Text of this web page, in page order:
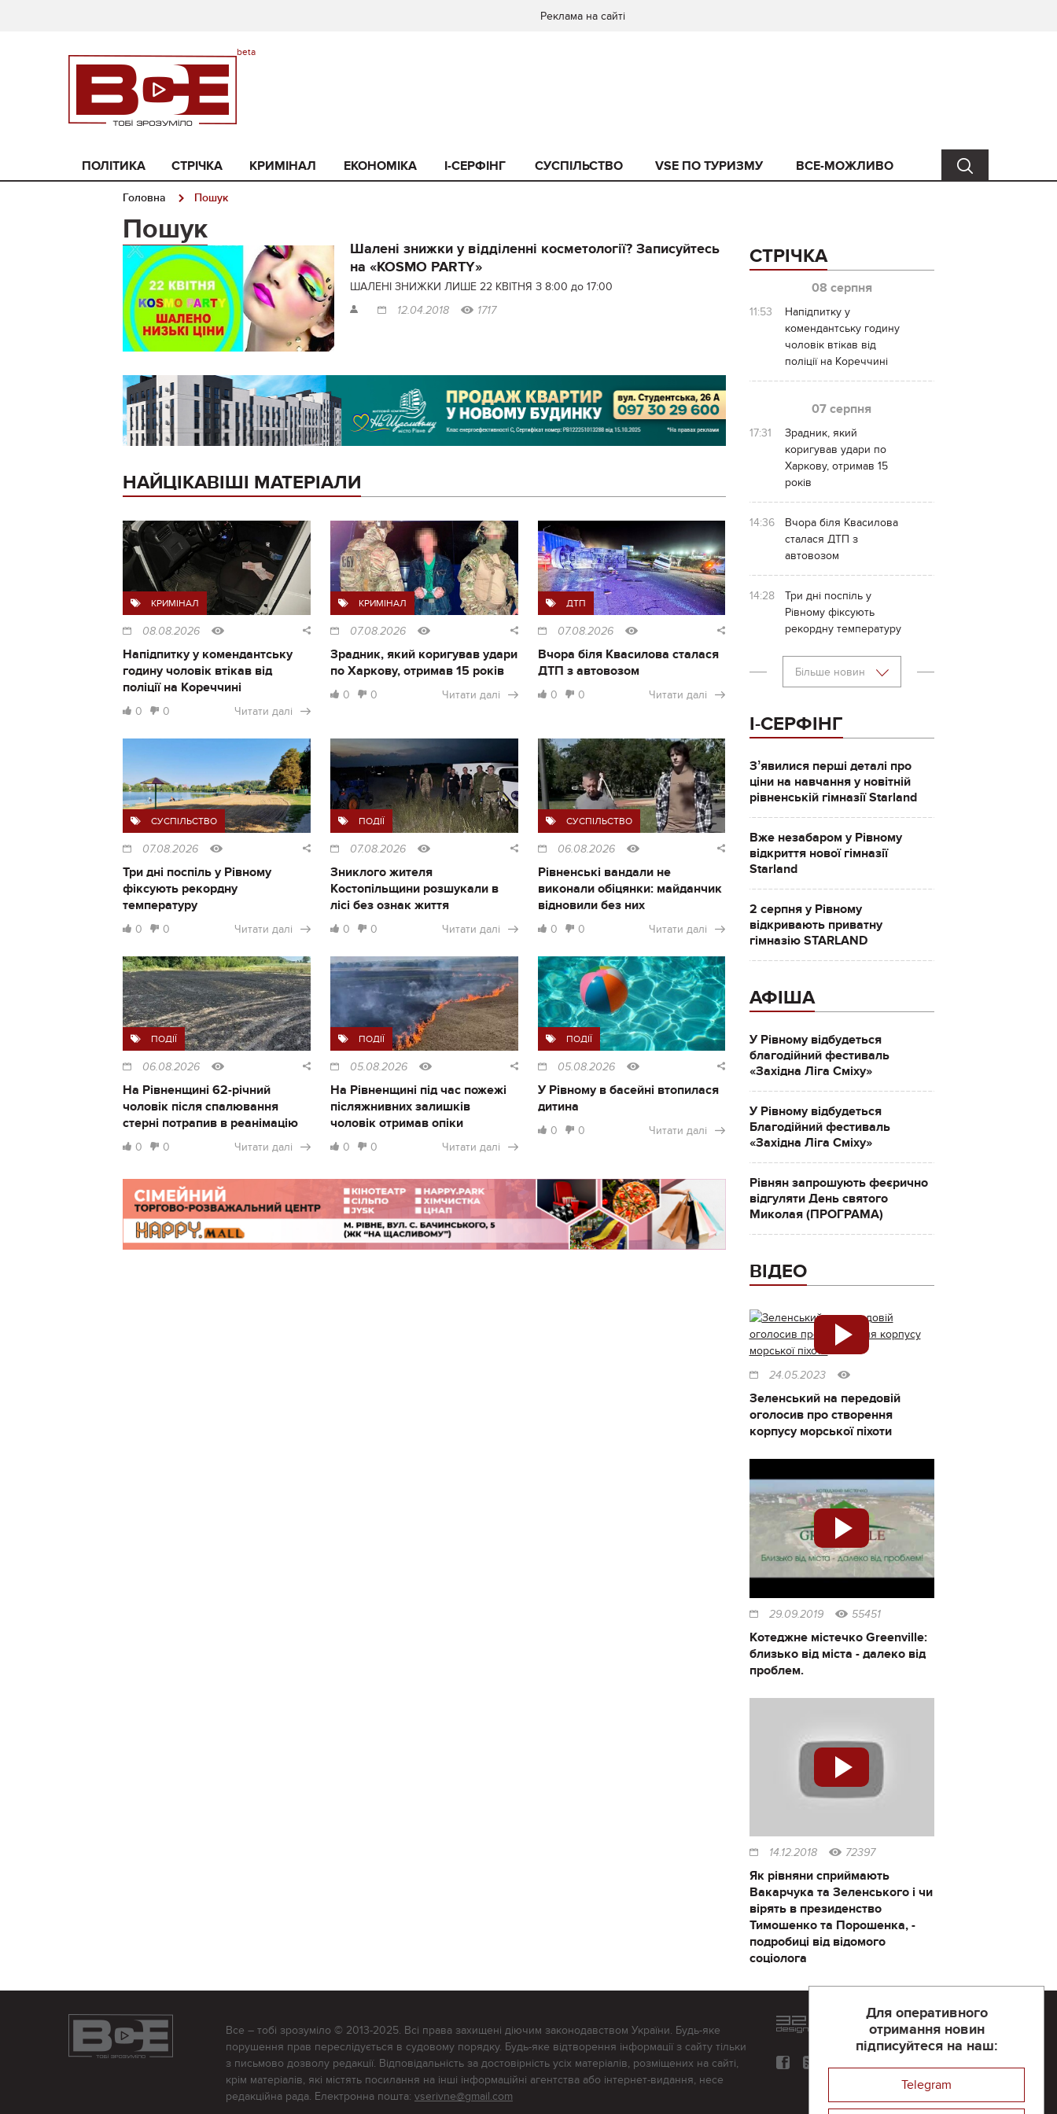
Реклама на сайті
ПОЛІТИКА СТРІЧКА КРИМІНАЛ ЕКОНОМІКА I-СЕРФІНГ СУСПІЛЬСТВО VSE ПО ТУРИЗМУ ВСЕ-МОЖЛИВО
Головна Пошук
Пошук
Шалені знижки у відділенні косметології? Записуйтесь
на «KOSMO PARTY»
ШАЛЕНІ ЗНИЖКИ ЛИШЕ 22 КВІТНЯ З 8:00 до 17:00
12.04.2018 1717
НАЙЦІКАВІШІ МАТЕРІАЛИ
КРИМІНАЛ
08.08.2026
Напідпитку у комендантську
годину чоловік втікав від
поліції на Кореччині
0 0 Читати далі
КРИМІНАЛ
07.08.2026
Зрадник, який коригував удари
по Харкову, отримав 15 років
0 0 Читати далі
ДТП
07.08.2026
Вчора біля Квасилова сталася
ДТП з автовозом
0 0 Читати далі
СУСПІЛЬСТВО
07.08.2026
Три дні поспіль у Рівному
фіксують рекордну
температуру
0 0 Читати далі
ПОДІЇ
07.08.2026
Зниклого жителя
Костопільщини розшукали в
лісі без ознак життя
0 0 Читати далі
СУСПІЛЬСТВО
06.08.2026
Рівненські вандали не
виконали обіцянки: майданчик
відновили без них
0 0 Читати далі
ПОДІЇ
06.08.2026
На Рівненщині 62-річний
чоловік після спалювання
стерні потрапив в реанімацію
0 0 Читати далі
ПОДІЇ
05.08.2026
На Рівненщині під час пожежі
післяжнивних залишків
чоловік отримав опіки
0 0 Читати далі
ПОДІЇ
05.08.2026
У Рівному в басейні втопилася
дитина
0 0 Читати далі
СТРІЧКА
08 серпня
11:53
Напідпитку у
комендантську годину
чоловік втікав від
поліції на Кореччині
07 серпня
17:31
Зрадник, який
коригував удари по
Харкову, отримав 15
років
14:36
Вчора біля Квасилова
сталася ДТП з
автовозом
14:28
Три дні поспіль у
Рівному фіксують
рекордну температуру
Більше новин
І-СЕРФІНГ
Зʼявилися перші деталі про
ціни на навчання у новітній
рівненській гімназії Starland
Вже незабаром у Рівному
відкриття нової гімназії
Starland
2 серпня у Рівному
відкривають приватну
гімназію STARLAND
АФІША
У Рівному відбудеться
благодійний фестиваль
«Західна Ліга Сміху»
У Рівному відбудеться
Благодійний фестиваль
«Західна Ліга Сміху»
Рівнян запрошують феєрично
відгуляти День святого
Миколая (ПРОГРАМА)
ВІДЕО
24.05.2023
Зеленський на передовій
оголосив про створення
корпусу морської піхоти
29.09.2019 55451
Котеджне містечко Greenville:
близько від міста - далеко від
проблем.
14.12.2018 72397
Як рівняни сприймають
Вакарчука та Зеленського і чи
вірять в президенство
Тимошенко та Порошенка, -
подробиці від відомого
соціолога
Для оперативного
отримання новин
підписуйтеся на наш:
Telegram
Все – тобі зрозуміло © 2013-2025. Всі права захищені діючим законодавством України. Будь-яке
порушення прав переслідується в судовому порядку. Будь-яке відтворення інформації з сайту тільки
з письмово дозволу редакції. Відповідальність за достовірність усіх матеріалів, розміщених на сайті,
крім матеріалів, які містять посилання на інші інформаційні агентства або інтернет-видання, несе
редакційна рада. Електронна пошта: vserivne@gmail.com
Розроблений та підтримується
компанії 32х32